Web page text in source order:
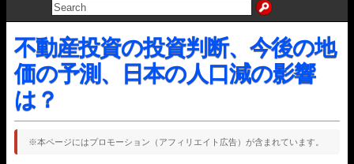
不動産投資の投資判断、今後の地
価の予測、日本の人口減の影響
は？
※本ページにはプロモーション（アフィリエイト広告）が含まれています。